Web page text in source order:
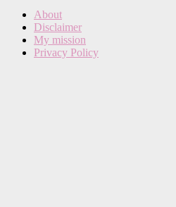
About
Disclaimer
My mission
Privacy Policy